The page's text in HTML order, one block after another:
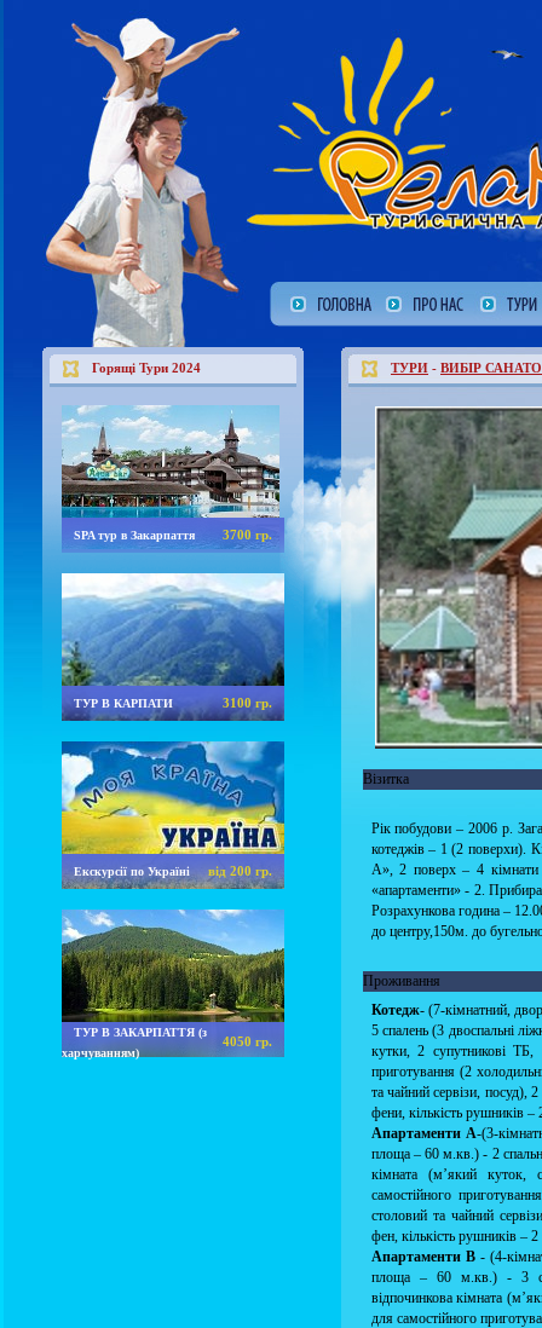
Горящі Тури 2024
SPA тур в Закарпаття 3700 гр.
ТУР В КАРПАТИ 3100 гр.
Екскурсії по Україні від 200 гр.
ТУР В ЗАКАРПАТТЯ (з
харчуванням)
4050 гр.
ТУРИ - ВИБІР
Візитка
Рік побудови – 2006 р.
котеджів – 1 (2 поверхи).
А», 2 поверх – 4 кімнати
«апартаменти» - 2.
Розрахункова година –
до центру,150м. до
Проживання
Котедж- (7-кімнатний,
5 спалень (3 двоспальні
кутки, 2 супутникові
приготування (2
та чайний сервізи, посуд),
фени, кількість рушників
Апартаменти А-(3-
площа – 60 м.кв.) - 2
кімната (м’який куток,
самостійного
столовий та чайний
фен, кількість рушників –
Апартаменти В - (4-
площа – 60 м.кв.) - 3
відпочинкова кімната
для самостійного